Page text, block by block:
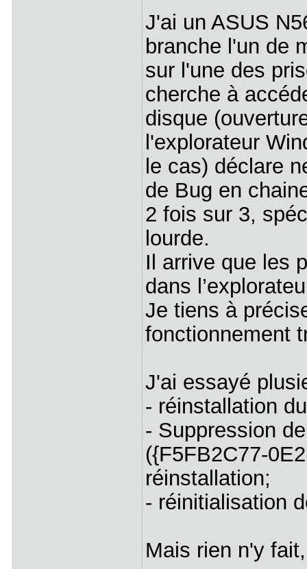
J'ai un ASUS
branche l'un de
sur l'une des
cherche à
disque
l'explorateur
le cas) déclare
de Bug en
2 fois sur 3,
lourde.
Il arrive que les
dans
Je tiens à
fonctionnement
J'ai essayé
- réinstallation
- Suppression
({F5FB2C77-
réinstallation;
- réinitialisation
Mais rien n'y